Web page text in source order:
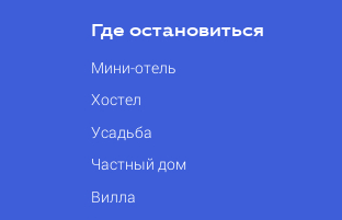
Где остановиться
Мини-отель
Хостел
Усадьба
Частный дом
Вилла